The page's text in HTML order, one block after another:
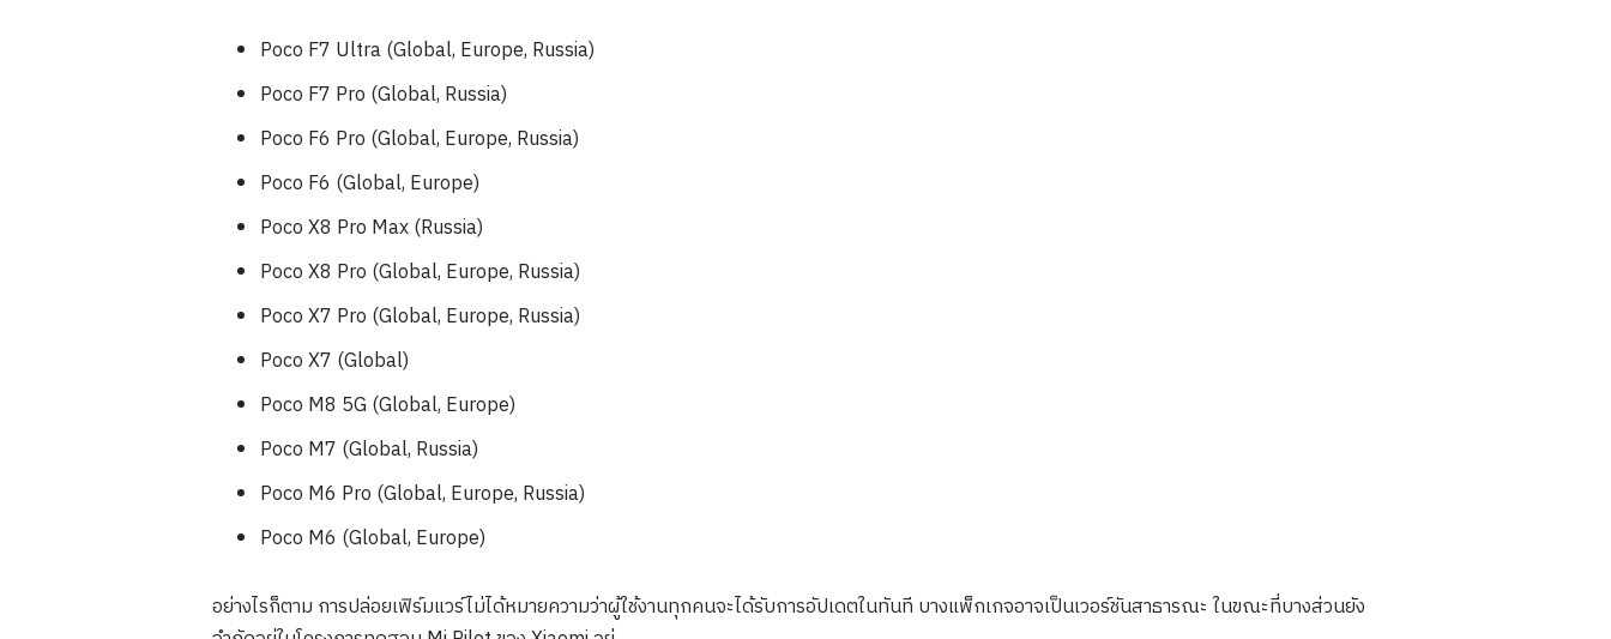
Poco F7 Ultra (Global, Europe, Russia)
Poco F7 Pro (Global, Russia)
Poco F6 Pro (Global, Europe, Russia)
Poco F6 (Global, Europe)
Poco X8 Pro Max (Russia)
Poco X8 Pro (Global, Europe, Russia)
Poco X7 Pro (Global, Europe, Russia)
Poco X7 (Global)
Poco M8 5G (Global, Europe)
Poco M7 (Global, Russia)
Poco M6 Pro (Global, Europe, Russia)
Poco M6 (Global, Europe)
อย่างไรก็ตาม การปล่อยเฟิร์มแวร์ไม่ได้หมายความว่าผู้ใช้งานทุกคนจะได้รับการอัปเดตในทันที บางแพ็กเกจอาจเป็นเวอร์ชันสาธารณะ ในขณะที่บางส่วนยัง